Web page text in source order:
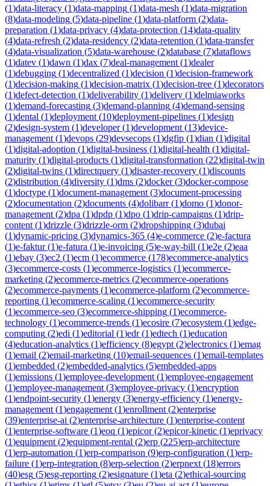
(1)data-literacy (1)data-mapping (1)data-mesh (1)data-migration
(8)data-modeling (5)data-pipeline (1)data-platform (2)data-
preparation (1)data-privacy (4)data-protection (14)data-quality
(4)data-refresh (2)data-residency (2)data-retention (1)data-transfer
(4)data-visualization (5)data-warehouse (2)database (7)dataflows
(1)datev (1)dawn (1)dax (7)deal-management (1)dealer
(1)debugging (1)decentralized (1)decision (1)decision-framework
(1)decision-making (1)decision-matrix (1)decision-tree (1)decorators
(1)defect-detection (1)deliverability (1)delivery (1)delmiaworks
(1)demand-forecasting (3)demand-planning (4)demand-sensing
(1)dental (1)deployment (10)deployment-pipelines (1)design
(2)design-system (1)developer(1)development (13)device-
management (1)devops (29)devsecops (1)dgfip (1)dian (1)digital
(1)digital-adoption (1)digital-business (1)digital-health (1)digital-
maturity (1)digital-products (1)digital-transformation (22)digital-twin
(2)digital-twins (1)directquery (1)disaster-recovery (1)discounts
(2)distribution (4)diversity (1)dms (2)docker(3)docker-compose
(1)doctype (1)document-management (3)document-processing
(2)documentation (2)documents (4)dolibarr(1)domo (1)donor-
management (2)dpa (1)dpdp (1)dpo (1)drip-campaigns (1)drip-
content (1)drizzle (3)drizzle-orm (2)dropshipping (3)dubai
(1)dynamic-pricing (3)dynamics-365 (4)e-commerce (2)e-factura
(1)e-faktur(1)e-fatura (1)e-invoicing (5)e-way-bill (1)e2e (2)eaa
(1)ebay (3)ec2 (1)ecm (1)ecommerce (178)ecommerce-analytics
(3)ecommerce-costs (1)ecommerce-logistics (1)ecommerce-
marketing (2)ecommerce-metrics (2)ecommerce-operations
(2)ecommerce-payments (1)ecommerce-platform (2)ecommerce-
reporting (1)ecommerce-scaling (1)ecommerce-security
(1)ecommerce-seo (3)ecommerce-shipping (1)ecommerce-
technology (1)ecommerce-trends (1)ecosire (7)ecosystem (1)edge-
computing (2)edi (1)editorial (1)edr(1)edtech (1)education
(4)education-analytics (1)efficiency (8)egypt (2)electronics (1)emag
(1)email (2)email-marketing (10)email-sequences (1)email-templates
(1)embedded (2)embedded-analytics (5)embedded-apps
(1)emissions (1)employee-development (1)employee-engagement
(1)employee-management (3)employee-privacy (1)encryption
(1)endpoint-security (1)energy (3)energy-efficiency (1)energy-
management (1)engagement (1)enrollment (2)enterprise
(39)enterprise-ai (2)enterprise-architecture (1)enterprise-content
(1)enterprise-software (1)eoq (1)epicor(2)epicor-kinetic (1)eprivacy
(1)equipment (2)equipment-rental (2)erp (225)erp-architecture
(1)erp-automation (1)erp-comparison (9)erp-configuration (1)erp-
failure (1)erp-integration (8)erp-selection (2)erpnext (18)errors
(40)esg (5)esg-reporting (2)esignature (1)eta (2)ethical-sourcing